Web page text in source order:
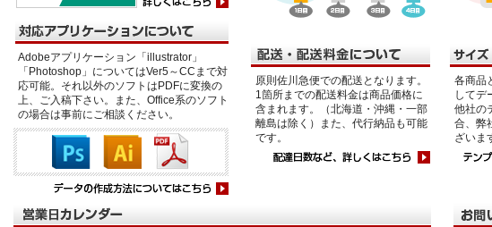
Adobeアプリケーション「illustrator」
「Photoshop」についてはVer5～CCまで対
応可能。それ以外のソフトはPDFに変換の
上、ご入稿下さい。また、Office系のソフト
の場合は事前にご相談ください。
原則佐川急便での配送となります。
1箇所までの配送料金は商品価格に
含まれます。（北海道・沖縄・一部
離島は除く）また、代行納品も可能
です。
各商品
してデ
他社の
合、弊
ざいま